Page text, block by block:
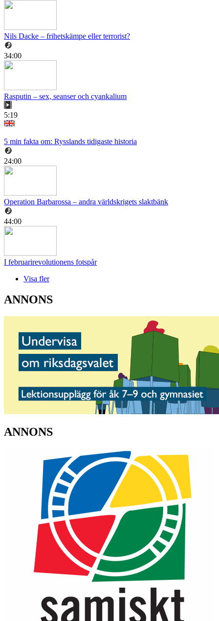
Nils Dacke – frihetskämpe eller terrorist?
34:00
Rasputin – sex, seanser och cyankalium
5:19
5 min fakta om: Rysslands tidigaste historia
24:00
Operation Barbarossa – andra världskrigets slaktbänk
44:00
I februarirevolutionens fotspår
Visa fler
ANNONS
ANNONS